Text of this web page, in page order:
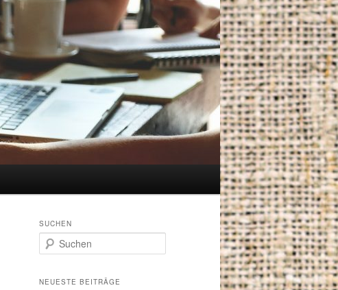
SUCHEN
u
h
NEUESTE BEITRÄGE